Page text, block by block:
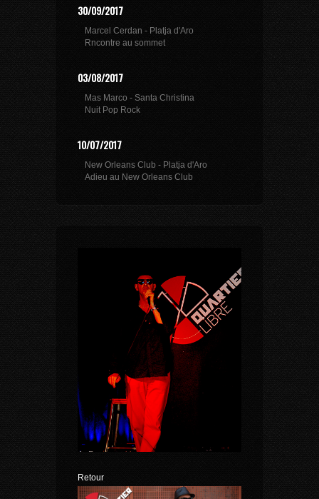
30/09/2017
Marcel Cerdan - Platja d'Aro
Rncontre au sommet
03/08/2017
Mas Marco - Santa Christina
Nuit Pop Rock
10/07/2017
New Orleans Club - Platja d'Aro
Adieu au New Orleans Club
Retour